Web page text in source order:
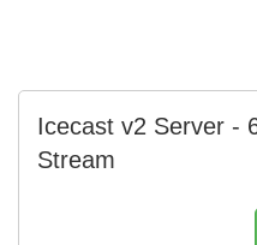
Icecast v2 Server -
Stream